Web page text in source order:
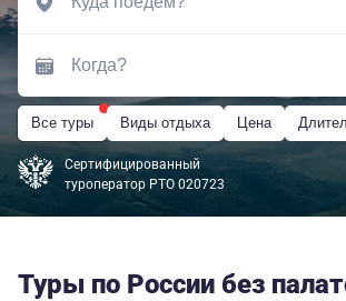
Все туры Виды отдыха Цена
Сертифицированный
туроператор РТО 020723
Туры по России без